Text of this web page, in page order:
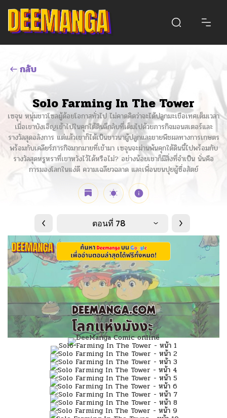
กลับ
Solo Farming In The Tower
เซจุน หนุ่มชาวโซลผู้ด้อยโอกาสทั่วไป ไม่คาดคิดว่าจะได้ปลูกมะเขือเทศเต็มเวลา
เมื่อเขาบังเอิญเข้าไปในคุกใต้ดินลึกลับที่เต็มไปด้วยภารกิจมอนสเตอร์และ
รางวัลสุดอลังการ แต่แล้วเขาก็ได้เป็นชาวนาผู้ปลูกและขายพืชผลทางการเกษตร
พร้อมกับเคลียร์ภารกิจมากมายที่เข้ามา เซจุนจะผ่านพ้นคุกใต้ดินนี้ไปพร้อมกับ
รางวัลสุดหรูหราที่เขาหวังไว้ได้หรือไม่? อย่างน้อยเขาก็มีสิ่งที่จำเป็น นั่นคือ
การมองโลกในแง่ดี ความเฉลียวฉลาด และเพื่อนขนปุยผู้ซื่อสัตย์
ตอนที่ 78